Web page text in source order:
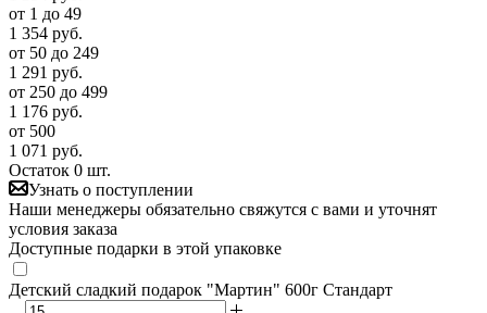
от 1 до 49
1 354 руб.
от 50 до 249
1 291 руб.
от 250 до 499
1 176 руб.
от 500
1 071 руб.
Остаток 0 шт.
Узнать о поступлении
Наши менеджеры обязательно свяжутся с вами и уточнят
условия заказа
Доступные подарки в этой упаковке
Детский сладкий подарок "Мартин" 600г Стандарт